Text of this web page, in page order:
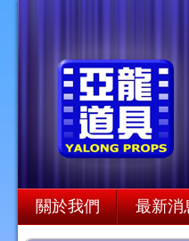
關於我們 最新消